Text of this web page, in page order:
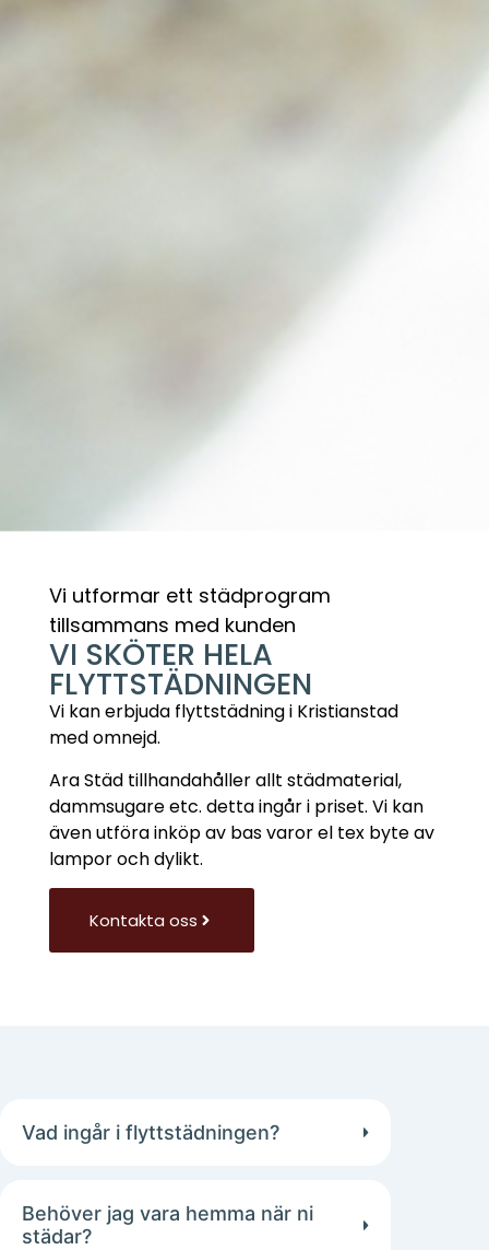
Vi utformar ett städprogram
tillsammans med kunden
VI SKÖTER HELA
FLYTTSTÄDNINGEN
Vi kan erbjuda flyttstädning i Kristianstad
med omnejd.
Ara Städ tillhandahåller allt städmaterial,
dammsugare etc. detta ingår i priset. Vi kan
även utföra inköp av bas varor el tex byte av
lampor och dylikt.
Kontakta oss
Vad ingår i flyttstädningen?
Behöver jag vara hemma när ni
städar?